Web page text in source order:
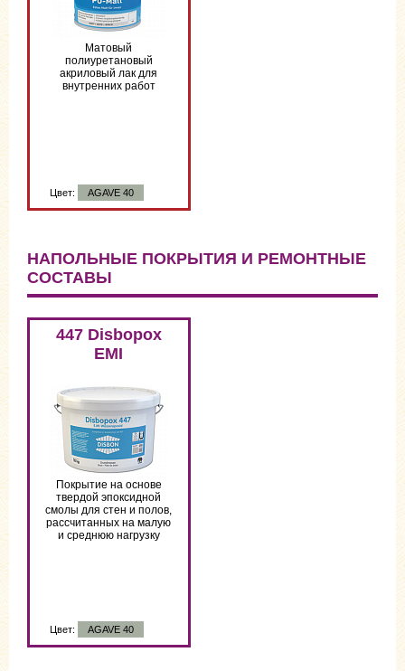
Матовый
полиуретановый
акриловый лак для
внутренних работ
Цвет: AGAVE 40
НАПОЛЬНЫЕ ПОКРЫТИЯ И РЕМОНТНЫЕ
СОСТАВЫ
447 Disbopox
EMI
Покрытие на основе
твердой эпоксидной
смолы для стен и полов,
рассчитанных на малую
и среднюю нагрузку
Цвет: AGAVE 40